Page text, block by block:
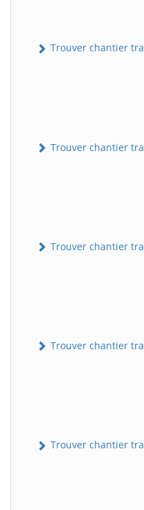
Trouver chantier
Trouver chantier
Trouver chantier
Trouver chantier
Trouver chantier